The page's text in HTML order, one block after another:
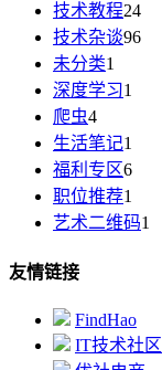
技术教程24
技术杂谈96
未分类1
深度学习1
爬虫4
生活笔记1
福利专区6
职位推荐1
艺术二维码1
友情链接
FindHao
IT技术社区